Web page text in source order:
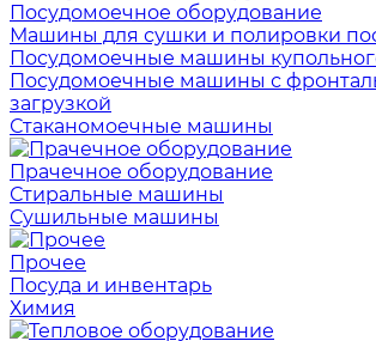
Посудомоечное оборудование
Машины для сушки и полировки
Посудомоечные машины
Посудомоечные машины с
загрузкой
Стаканомоечные машины
Прачечное оборудование
Стиральные машины
Сушильные машины
Прочее
Посуда и инвентарь
Химия